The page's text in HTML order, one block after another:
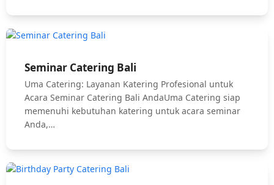
Seminar Catering Bali
Uma Catering: Layanan Katering Profesional untuk
Acara Seminar Catering Bali AndaUma Catering siap
memenuhi kebutuhan katering untuk acara seminar
Anda,…